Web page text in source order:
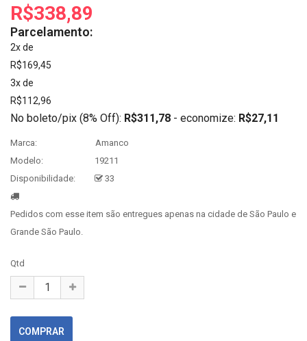
R$338,89
Parcelamento:
2x de
R$169,45
3x de
R$112,96
No boleto/pix (8% Off): R$311,78 - economize: R$27,11
Marca:
Amanco
Modelo:
19211
Disponibilidade:
33
Pedidos com esse item são entregues apenas na cidade de São Paulo e
Grande São Paulo.
Qtd